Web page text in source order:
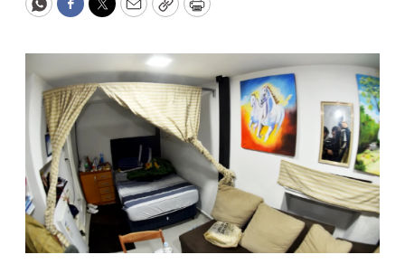
WhatsApp
Facebook
Twitter
EmailCopyPrint